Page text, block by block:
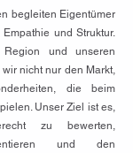
begleiten Eigentümer
und Struktur.
und unseren
nicht nur den Markt,
die beim
Unser Ziel ist es,
zu bewerten,
und den